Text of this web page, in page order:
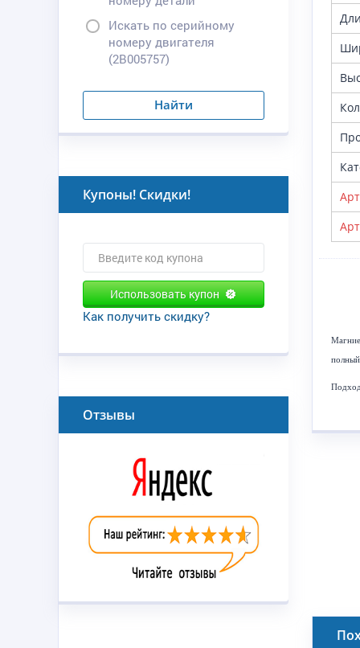
Искать по серийному
номеру двигателя
(2B005757)
Найти
Купоны! Скидки!
Использовать купон
Как получить скидку?
Отзывы
полный